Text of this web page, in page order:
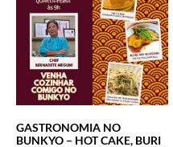
GASTRONOMIA NO
BUNKYO – HOT CAKE, BURI